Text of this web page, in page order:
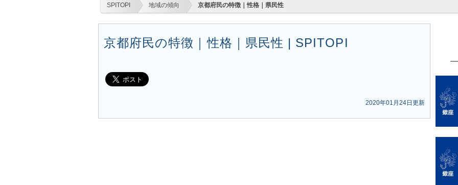
SPITOPI 地域の傾向 京都府民の特徴｜性格｜県民性
京都府民の特徴｜性格｜県民性 | SPITOPI
2020年01月24日更新